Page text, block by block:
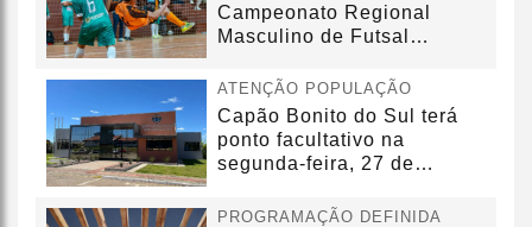
Campeonato Regional
Masculino de Futsal
ATENÇÃO POPULAÇÃO
Capão Bonito do Sul terá
ponto facultativo na
segunda-feira, 27 de
PROGRAMAÇÃO DEFINIDA